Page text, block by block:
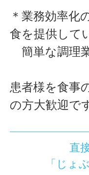
＊業務効率化
食を提供して
簡単な調理
患者様を食事
の方大歓迎で
直
「じょ